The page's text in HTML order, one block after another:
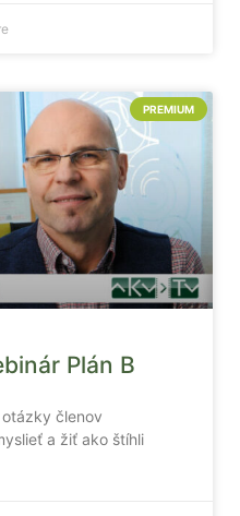
PREMIUM
Plán B
členov
a žiť ako štíhli